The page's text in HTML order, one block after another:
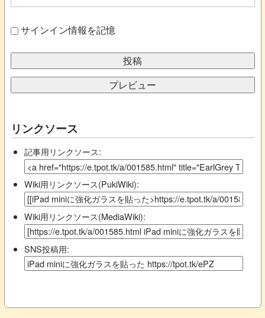
サインイン情報を記憶
リンクソース
記事用リンクソース:
Wiki用リンクソース(PukiWiki):
Wiki用リンクソース(MediaWiki):
SNS投稿用: